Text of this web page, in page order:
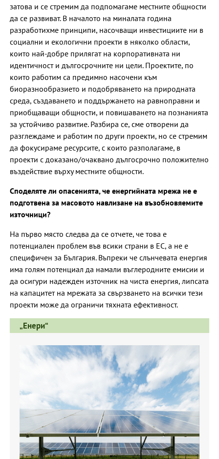
затова и се стремим да подпомагаме местните общности
да се развиват. В началото на миналата година
разработихме принципи, насочващи инвестициите ни в
социални и екологични проекти в няколко области,
които най-добре прилягат на корпоративната ни
идентичност и дългосрочните ни цели. Проектите, по
които работим са предимно насочени към
биоразнообразието и подобряването на природната
среда, създаването и поддържането на равноправни и
приобщаващи общности, и повишаването на познанията
за устойчиво развитие. Разбира се, сме отворени да
разглеждаме и работим по други проекти, но се стремим
да фокусираме ресурсите, с които разполагаме, в
проекти с доказано/очаквано дългосрочно положително
въздействие върху местните общности.
Споделяте ли опасенията, че енергийната мрежа не е
подготвена за масовото навлизане на възобновяемите
източници?
На първо място следва да се отчете, че това е
потенциален проблем във всики страни в ЕС, а не е
специфичен за България. Въпреки че слънчевата енергия
има голям потенциал да намали въглеродните емисии и
да осигури надежден източник на чиста енергия, липсата
на капацитет на мрежата за свързването на всички тези
проекти може да ограничи тяхната ефективност.
„Енери“